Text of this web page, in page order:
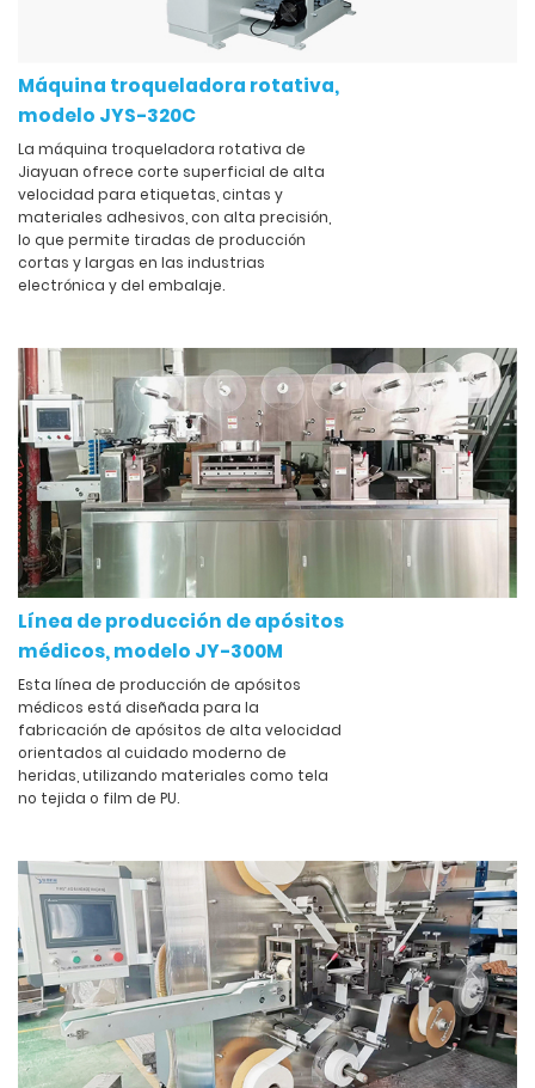
Máquina troqueladora rotativa,
modelo JYS-320C
La máquina troqueladora rotativa de
Jiayuan ofrece corte superficial de alta
velocidad para etiquetas, cintas y
materiales adhesivos, con alta precisión,
lo que permite tiradas de producción
cortas y largas en las industrias
electrónica y del embalaje.
Línea de producción de apósitos
médicos, modelo JY-300M
Esta línea de producción de apósitos
médicos está diseñada para la
fabricación de apósitos de alta velocidad
orientados al cuidado moderno de
heridas, utilizando materiales como tela
no tejida o film de PU.